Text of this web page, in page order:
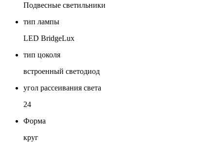
Подвесные светильники
тип лампы
LED BridgeLux
тип цоколя
встроенный светодиод
угол рассеивания света
24
Форма
круг